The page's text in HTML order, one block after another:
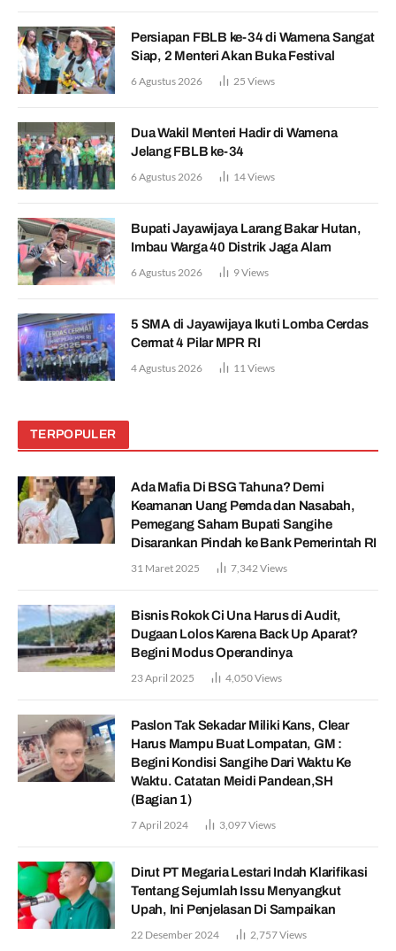
Persiapan FBLB ke-34 di Wamena Sangat
Siap, 2 Menteri Akan Buka Festival
6 Agustus 2026 25 Views
Dua Wakil Menteri Hadir di Wamena
Jelang FBLB ke-34
6 Agustus 2026 14Views
Bupati Jayawijaya Larang Bakar Hutan,
Imbau Warga 40 Distrik Jaga Alam
6 Agustus 2026 9Views
5 SMA di Jayawijaya Ikuti Lomba Cerdas
Cermat 4 Pilar MPR RI
4 Agustus 2026 11Views
TERPOPULER
Ada Mafia Di BSG Tahuna? Demi
Keamanan Uang Pemda dan Nasabah,
Pemegang Saham Bupati Sangihe
Disarankan Pindah ke Bank Pemerintah RI
31 Maret 2025 7,342Views
Bisnis Rokok Ci Una Harus di Audit,
Dugaan Lolos Karena Back Up Aparat?
Begini Modus Operandinya
23 April 2025 4,050Views
Paslon Tak Sekadar Miliki Kans, Clear
Harus Mampu Buat Lompatan, GM :
Begini Kondisi Sangihe Dari Waktu Ke
Waktu. Catatan Meidi Pandean,SH
(Bagian 1)
7 April 2024 3,097Views
Dirut PT Megaria Lestari Indah Klarifikasi
Tentang Sejumlah Issu Menyangkut
Upah, Ini Penjelasan Di Sampaikan
22 Desember 2024 2,757Views